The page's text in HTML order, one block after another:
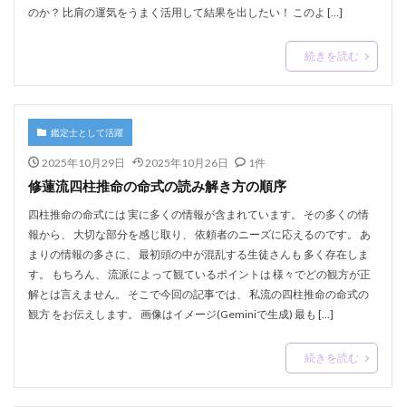
のか？ 比肩の運気をうまく活用して結果を出したい！ このよ […]
続きを読む
鑑定士として活躍
2025年10月29日 2025年10月26日 1件
修蓮流四柱推命の命式の読み解き方の順序
四柱推命の命式には 実に多くの情報が含まれています。 その多くの情
報から、 大切な部分を感じ取り、 依頼者のニーズに応えるのです。 あ
まりの情報の多さに、 最初頭の中が混乱する生徒さんも 多く存在しま
す。 もちろん、 流派によって観ているポイントは 様々でどの観方が正
解とは言えません。 そこで今回の記事では、 私流の四柱推命の命式の
観方 をお伝えします。 画像はイメージ(Geminiで生成) 最も […]
続きを読む